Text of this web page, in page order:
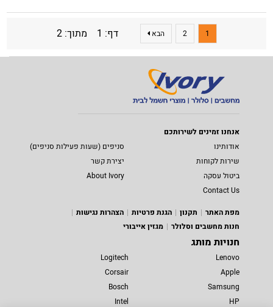
1
2 הבא דף: 1 מתוך: 2
אנחנו זמינים לשירותכם
אודותינו
סניפים (שעות פעילות סניפים)
שירות לקוחות
יצירת קשר
ביטול עסקה
About Ivory
Contact Us
מפת האתר
תקנון הגנת פרטיות
הצהרות נגישות
חנות מחשבים וסלולר
מגזין אייבורי
חנויות מותג
Lenovo
Apple
Samsung
HP
Logitech
Corsair
Bosch
Intel